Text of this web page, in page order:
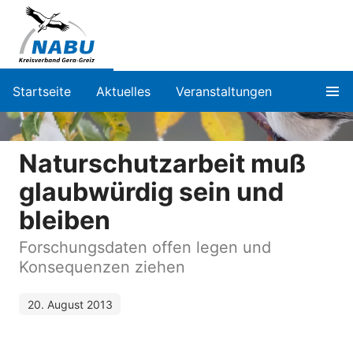
Startseite Aktuelles Veranstaltungen
Naturschutzarbeit muß
glaubwürdig sein und
bleiben
Forschungsdaten offen legen und
Konsequenzen ziehen
20. August 2013